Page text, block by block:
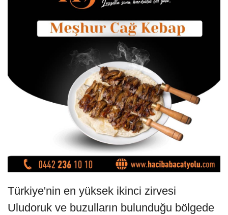
Türkiye'nin en yüksek ikinci zirvesi
Uludoruk ve buzulların bulunduğu bölgede